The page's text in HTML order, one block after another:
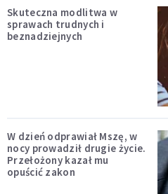
Skuteczna modlitwa w
sprawach trudnych i
beznadziejnych
W dzień odprawiał Mszę, w
nocy prowadził drugie życie.
Przełożony kazał mu
opuścić zakon